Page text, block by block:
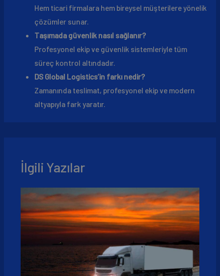
Hem ticari firmalara hem bireysel müşterilere yönelik
çözümler sunar.
Taşımada güvenlik nasıl sağlanır?
Profesyonel ekip ve güvenlik sistemleriyle tüm
süreç kontrol altındadır.
DS Global Logistics’in farkı nedir?
Zamanında teslimat, profesyonel ekip ve modern
altyapıyla fark yaratır.
İlgili Yazılar